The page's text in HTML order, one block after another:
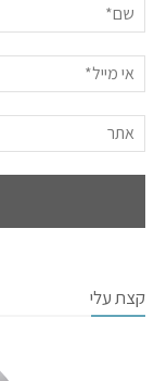
קצת עלי